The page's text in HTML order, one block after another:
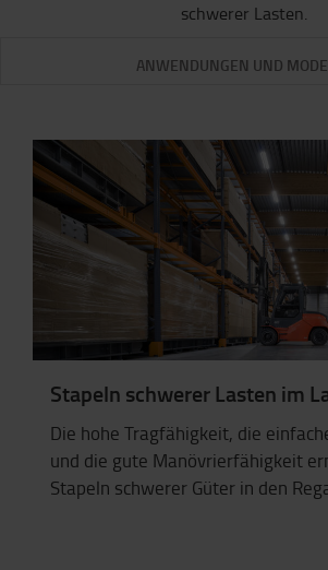
schwerer Lasten.
ANWENDUNGEN UND
Stapeln schwerer Lasten im
Die hohe Tragfähigkeit, die
und die gute Manövrierfähigkeit
Stapeln schwerer Güter in den